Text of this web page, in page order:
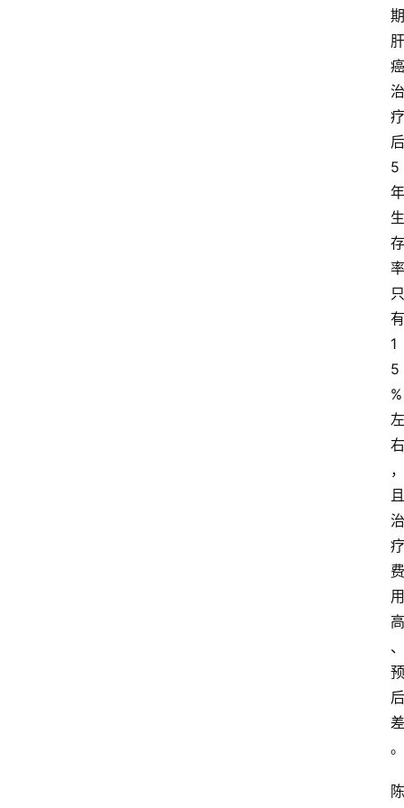
期
肝
癌
治
疗
后
5
年
生
存
率
只
有
1
5
%
左
右
，
且
治
疗
费
用
高
、
预
后
差
。
陈